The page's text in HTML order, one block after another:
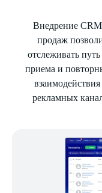
Внедрение
продаж
отслеживать
приема и
рекламных